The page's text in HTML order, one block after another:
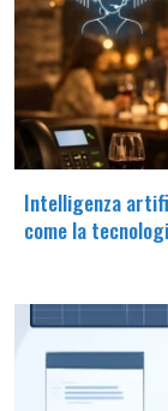
Intelligenza
come la